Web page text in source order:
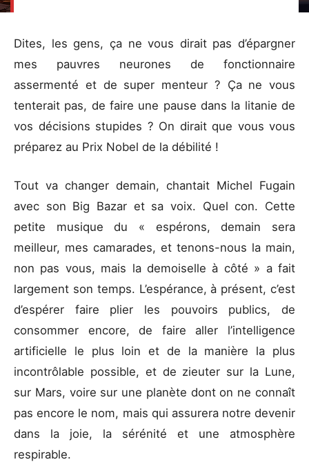
Dites, les gens, ça ne vous dirait pas d’épargner
mes pauvres neurones de fonctionnaire
assermenté et de super menteur ? Ça ne vous
tenterait pas, de faire une pause dans la litanie de
vos décisions stupides ? On dirait que vous vous
préparez au Prix Nobel de la débilité !
Tout va changer demain, chantait Michel Fugain
avec son Big Bazar et sa voix. Quel con. Cette
petite musique du « espérons, demain sera
meilleur, mes camarades, et tenons-nous la main,
non pas vous, mais la demoiselle à côté » a fait
largement son temps. L’espérance, à présent, c’est
d’espérer faire plier les pouvoirs publics, de
consommer encore, de faire aller l’intelligence
artificielle le plus loin et de la manière la plus
incontrôlable possible, et de zieuter sur la Lune,
sur Mars, voire sur une planète dont on ne connaît
pas encore le nom, mais qui assurera notre devenir
dans la joie, la sérénité et une atmosphère
respirable.